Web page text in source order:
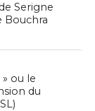
Serigne
Bouchra
» ou le
du